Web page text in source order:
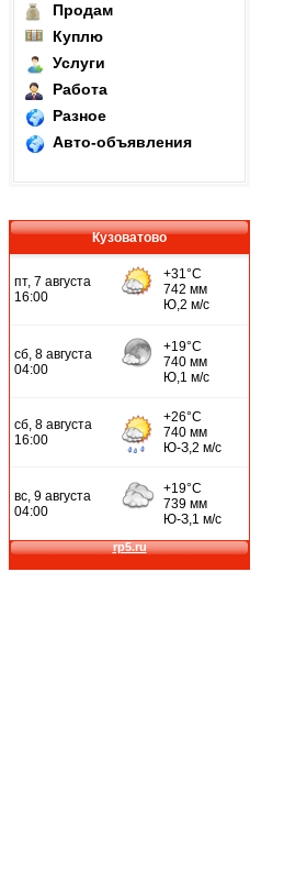
Продам
Куплю
Услуги
Работа
Разное
Авто-объявления
Кузоватово